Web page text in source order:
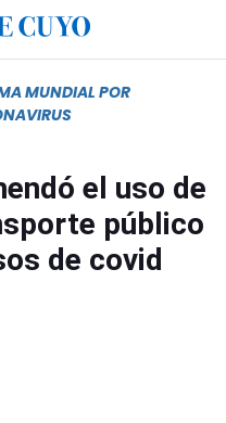
MUNDIAL POR
el uso de
público
de covid